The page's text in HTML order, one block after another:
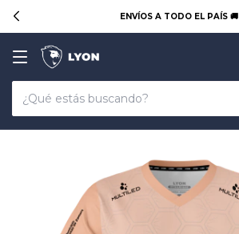
ENVÍOS A TODO EL PAÍS 🚚